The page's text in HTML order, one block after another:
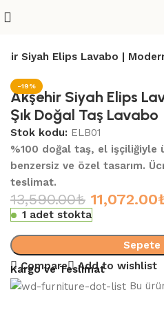
Siyah Elips Lavabo |
-19%
Akşehir Siyah Elips
Şık Doğal Taş Lavabo
Stok kodu: ELB01
%100 doğal taş, el işçiliğiyle
benzersiz ve özel tasarım.
teslimat.
13,590.00₺ 11,072.00
1 adet stokta
Sepete
Compare
Add to wishlist
Kargo ve Teslimat
Bu